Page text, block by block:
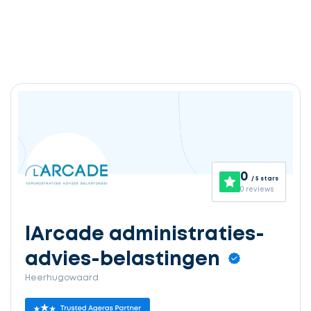
0 / 5 stars
0 reviews
lArcade administraties-
advies-belastingen
Heerhugowaard